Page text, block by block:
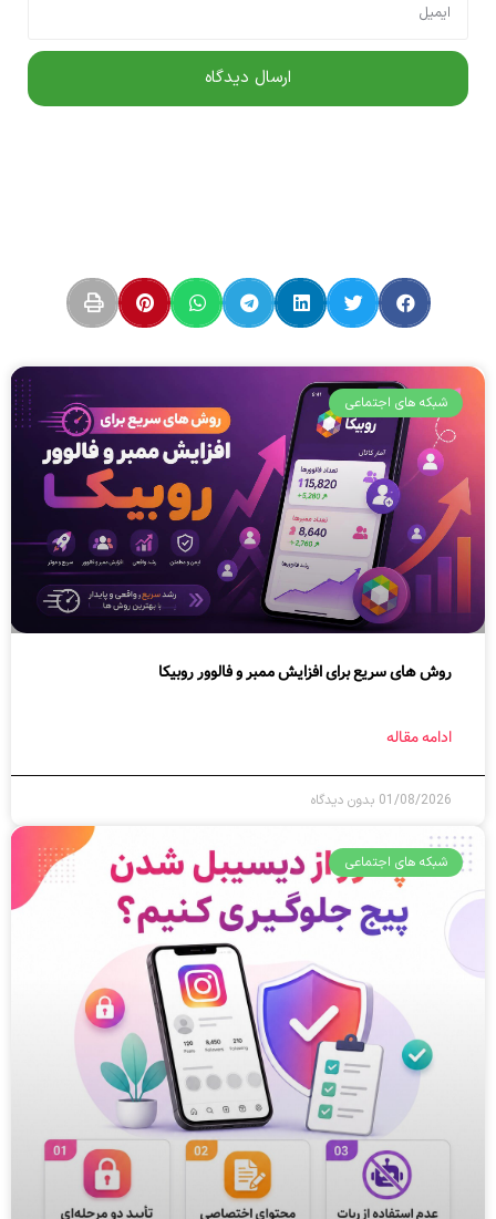
شبکه های اجتماعی
روش های سریع برای افزایش ممبر و فالوور روبیکا
ادامه مقاله
01/08/2026 بدون دیدگاه
شبکه های اجتماعی